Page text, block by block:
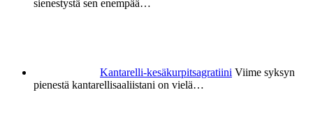
sienestystä sen enempää…
Kantarelli-kesäkurpitsagratiini Viime syksyn
pienestä kantarellisaaliistani on vielä…